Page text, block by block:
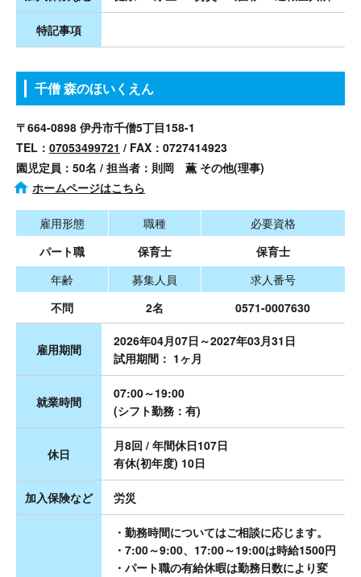
特記事項
千僧 森のほいくえん
〒664-0898 伊丹市千僧5丁目158-1
TEL： 07053499721 / FAX：0727414923
園児定員：50名 / 担当者：則岡 薫 その他(理事)
ホームページはこちら
雇用形態 職種
必要資格
パート職
保育士
保育士
年齢
募集人員
求人番号
不問
2名 0571-0007630
雇用期間
2026年04月07日～2027年03月31日
試用期間： 1ヶ月
就業時間
07:00～19:00
(シフト勤務：有)
休日
月8回 / 年間休日107日
有休(初年度) 10日
加入保険など 労災
・勤務時間についてはご相談に応じます。
・7:00～9:00、17:00～19:00は時給1500円
・パート職の有給休暇は勤務日数により変